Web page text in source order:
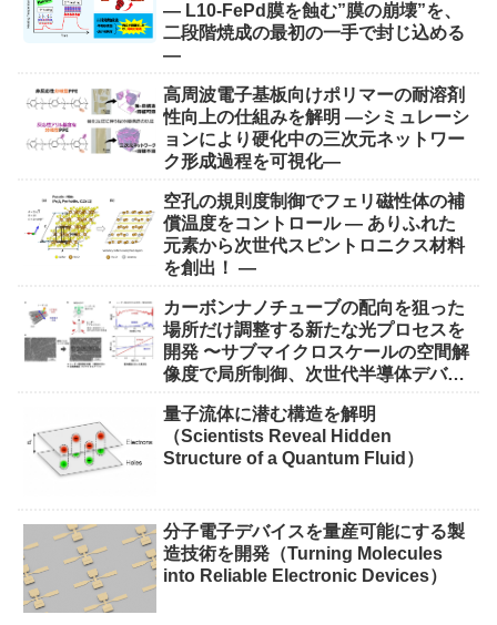
― L10-FePd膜を蝕む”膜の崩壊”を、
二段階焼成の最初の一手で封じ込める
―
高周波電子基板向けポリマーの耐溶剤
性向上の仕組みを解明 ―シミュレーシ
ョンにより硬化中の三次元ネットワー
ク形成過程を可視化―
空孔の規則度制御でフェリ磁性体の補
償温度をコントロール ― ありふれた
元素から次世代スピントロニクス材料
を創出！ ―
カーボンナノチューブの配向を狙った
場所だけ調整する新たな光プロセスを
開発 〜サブマイクロスケールの空間解
像度で局所制御、次世代半導体デバイ
量子流体に潜む構造を解明
（Scientists Reveal Hidden
Structure of a Quantum Fluid）
分子電子デバイスを量産可能にする製
造技術を開発（Turning Molecules
into Reliable Electronic Devices）